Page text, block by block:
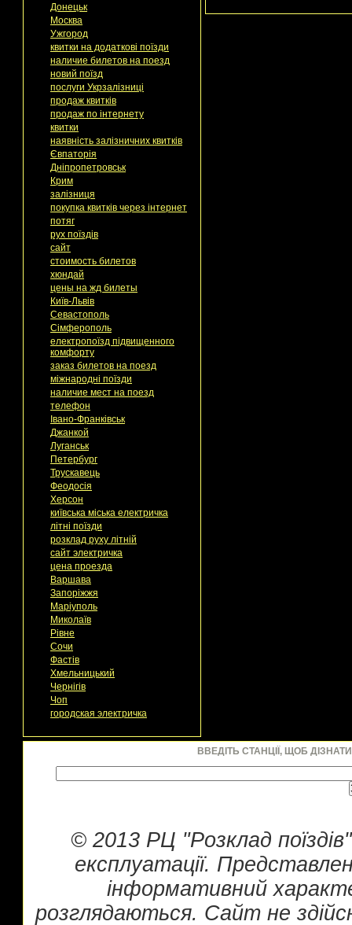
Донецьк
Москва
Ужгород
квитки на додаткові поїзди
наличие билетов на поезд
новий поїзд
послуги Укрзалізниці
продаж квитків
продаж по інтернету
квитки
наявність залізничних квитків
Євпаторія
Дніпропетровськ
Крим
залізниця
покупка квитків через інтернет
потяг
рух поїздів
сайт
стоимость билетов
хюндай
цены на жд билеты
Київ-Львів
Севастополь
Сімферополь
електропоїзд підвищенного
комфорту
заказ билетов на поезд
міжнародні поїзди
наличие мест на поезд
телефон
Івано-Франківськ
Джанкой
Луганськ
Петербург
Трускавець
Феодосія
Херсон
київська міська електричка
літні поїзди
розклад руху літній
сайт электричка
цена проезда
Варшава
Запоріжжя
Маріуполь
Миколаїв
Рівне
Сочи
Фастів
Хмельницький
Чернігів
Чоп
городская электричка
ВВЕДІТЬ СТАНЦІЇ, ЩОБ
© 2013 РЦ "Розклад
експлуатації.
інформативний
розглядаються. Сайт не